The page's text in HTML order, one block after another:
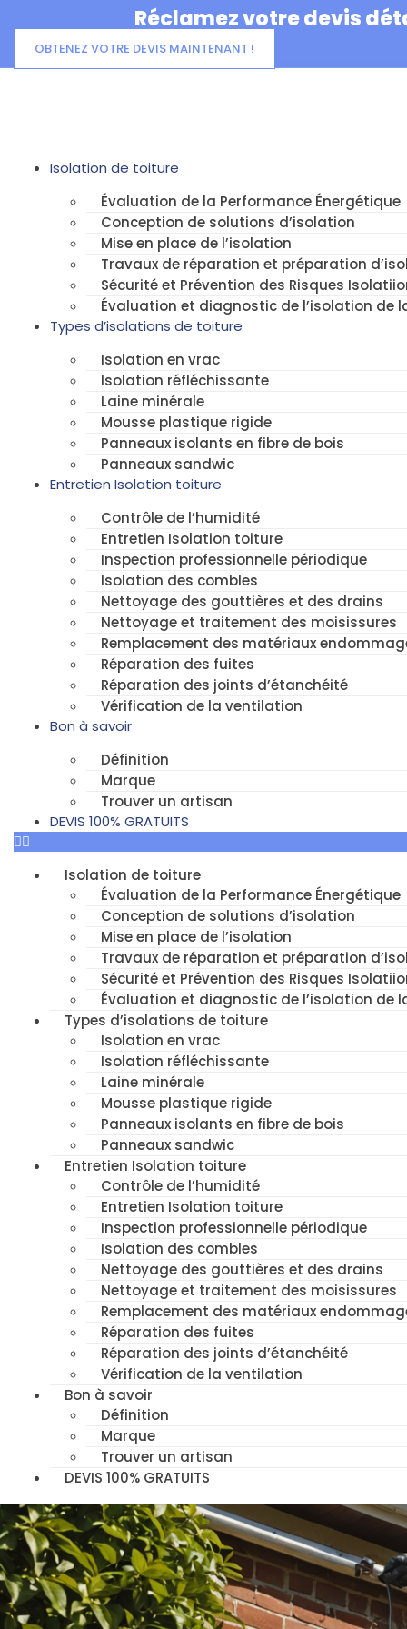
au
contenu
Réclamez votre devis
OBTENEZ VOTRE DEVIS MAINTENANT !
Isolation de toiture
Évaluation de la Performance Énergétique
Conception de solutions d’isolation
Mise en place de l’isolation
Travaux de réparation et préparation
Sécurité et Prévention des Risques
Évaluation et diagnostic de l’isolation de
Types d’isolations de toiture
Isolation en vrac
Isolation réfléchissante
Laine minérale
Mousse plastique rigide
Panneaux isolants en fibre de bois
Panneaux sandwic
Entretien Isolation toiture
Contrôle de l’humidité
Entretien Isolation toiture
Inspection professionnelle périodique
Isolation des combles
Nettoyage des gouttières et des drains
Nettoyage et traitement des moisissures
Remplacement des matériaux
Réparation des fuites
Réparation des joints d’étanchéité
Vérification de la ventilation
Bon à savoir
Définition
Marque
Trouver un artisan
DEVIS 100% GRATUITS
Isolation de toiture
Évaluation de la Performance Énergétique
Conception de solutions d’isolation
Mise en place de l’isolation
Travaux de réparation et préparation
Sécurité et Prévention des Risques
Évaluation et diagnostic de l’isolation de
Types d’isolations de toiture
Isolation en vrac
Isolation réfléchissante
Laine minérale
Mousse plastique rigide
Panneaux isolants en fibre de bois
Panneaux sandwic
Entretien Isolation toiture
Contrôle de l’humidité
Entretien Isolation toiture
Inspection professionnelle périodique
Isolation des combles
Nettoyage des gouttières et des drains
Nettoyage et traitement des moisissures
Remplacement des matériaux
Réparation des fuites
Réparation des joints d’étanchéité
Vérification de la ventilation
Bon à savoir
Définition
Marque
Trouver un artisan
DEVIS 100% GRATUITS